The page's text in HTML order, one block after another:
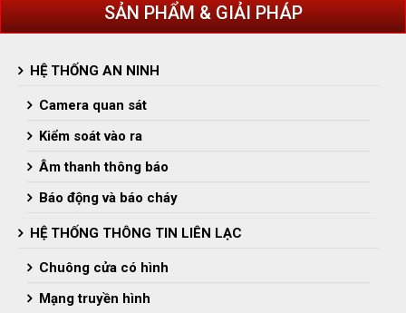
SẢN PHẨM & GIẢI PHÁP
HỆ THỐNG AN NINH
Camera quan sát
Kiểm soát vào ra
Âm thanh thông báo
Báo động và báo cháy
HỆ THỐNG THÔNG TIN LIÊN LẠC
Chuông cửa có hình
Mạng truyền hình